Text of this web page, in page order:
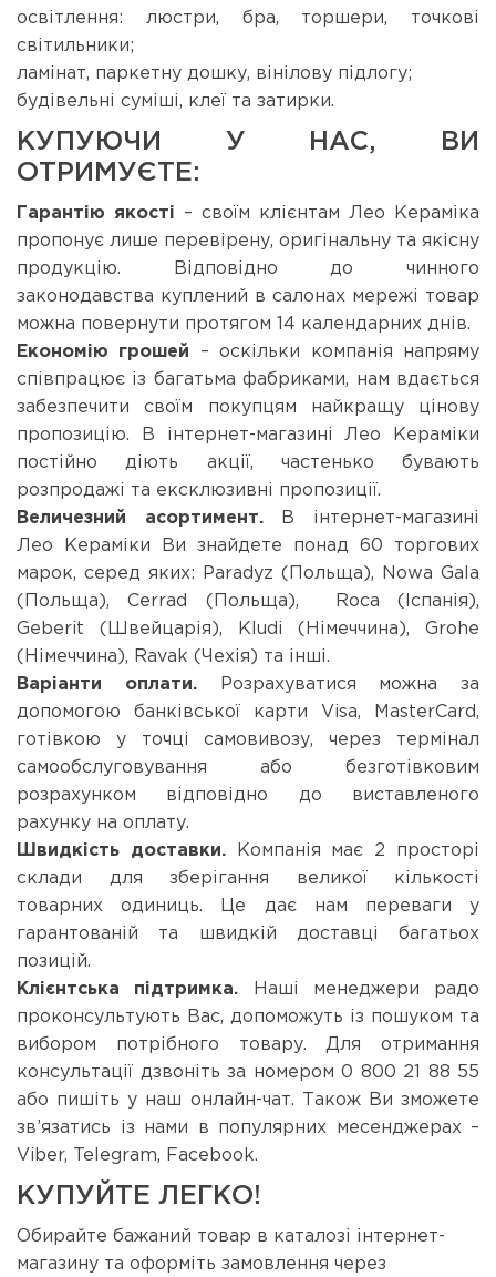
освітлення: люстри, бра, торшери, точкові
світильники;
ламінат, паркетну дошку, вінілову підлогу;
будівельні суміші, клеї та затирки.
КУПУЮЧИ У НАС, ВИ
ОТРИМУЄТЕ:
Гарантію якості – своїм клієнтам Лео Кераміка
пропонує лише перевірену, оригінальну та якісну
продукцію. Відповідно до чинного
законодавства куплений в салонах мережі товар
можна повернути протягом 14 календарних днів.
Економію грошей – оскільки компанія напряму
співпрацює із багатьма фабриками, нам вдається
забезпечити своїм покупцям найкращу цінову
пропозицію. В інтернет-магазині Лео Кераміки
постійно діють акції, частенько бувають
розпродажі та ексклюзивні пропозиції.
Величезний асортимент.В інтернет-магазині
Лео Кераміки Ви знайдете понад 60 торгових
марок, серед яких: Paradyz (Польща), Nowa Gala
(Польща), Cerrad (Польща), Roca (Іспанія),
Geberit (Швейцарія), Kludi (Німеччина), Grohe
(Німеччина), Ravak (Чехія) та інші.
Варіанти оплати.Розрахуватися можна за
допомогою банківської карти Visa, MasterCard,
готівкою у точці самовивозу, через термінал
самообслуговування або безготівковим
розрахунком відповідно до виставленого
рахунку на оплату.
Швидкість доставки.
Компанія має 2 просторі
склади для зберігання великої кількості
товарних одиниць. Це дає нам переваги у
гарантованій та швидкій доставці багатьох
позицій.
Клієнтська підтримка.
Наші менеджери радо
проконсультують Вас, допоможуть із пошуком та
вибором потрібного товару. Для отримання
консультації дзвоніть за номером 0 800 21 88 55
або пишіть у наш онлайн-чат. Також Ви зможете
зв’язатись із нами в популярних месенджерах –
Viber, Telegram, Facebook.
КУПУЙТЕ ЛЕГКО!
Обирайте бажаний товар в каталозі інтернет-
магазину та оформіть замовлення через